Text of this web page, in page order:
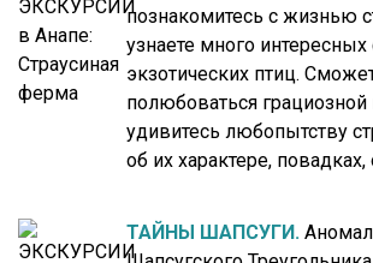
познакомитесь с жизнью
узнаете много
экзотических птиц.
полюбоваться грациозной
удивитесь любопытству
об их характере,
ТАЙНЫ ШАПСУГИ.